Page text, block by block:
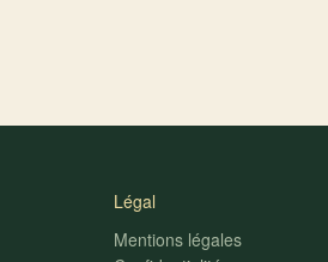
Légal
Mentions légales